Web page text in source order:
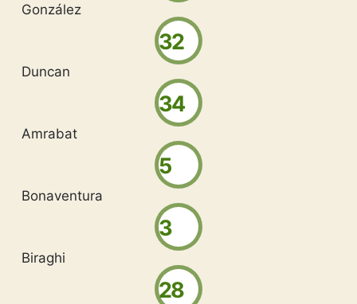
González
32
Duncan
34
Amrabat
5
Bonaventura
3
Biraghi
28